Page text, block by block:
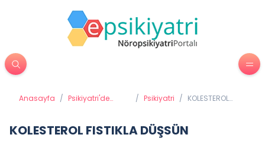
Anasayfa / Psikiyatri'de
/ Psikiyatri / KOLESTEROL
KOLESTEROL FISTIKLA DÜŞSÜN